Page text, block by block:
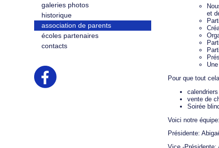
galeries photos
historique
association de parents
écoles partenaires
contacts
et
Pour que tout
vente de
Soirée
Voici notre équipe:
Présidente: